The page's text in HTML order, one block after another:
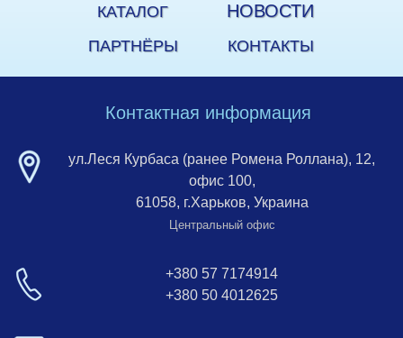
КАТАЛОГ
НОВОСТИ
ПАРТНЁРЫ КОНТАКТЫ
Контактная информация
ул.Леся Курбаса (ранее Ромена Роллана), 12,
офис 100,
61058, г.Харьков, Украина
Центральный офис
+380 57 7174914
+380 50 4012625